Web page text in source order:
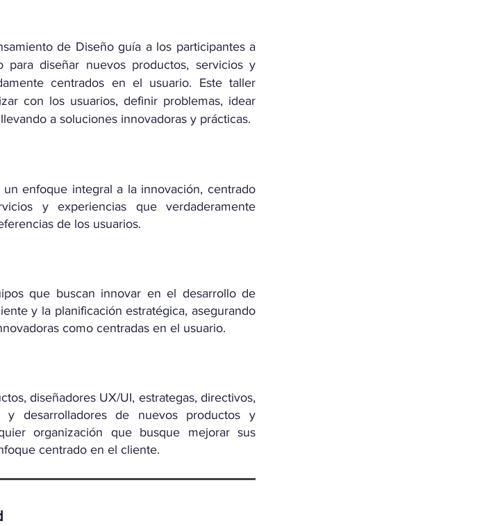
de Diseño guía a los participantes a
diseñar nuevos productos, servicios y
centrados en el usuario. Este taller
con los usuarios, definir problemas, idear
a soluciones innovadoras y prácticas.
enfoque integral a la innovación, centrado
y experiencias que verdaderamente
de los usuarios.
que buscan innovar en el desarrollo de
y la planificación estratégica, asegurando
como centradas en el usuario.
diseñadores UX/UI, estrategas, directivos,
y desarrolladores de nuevos productos y
organización que busque mejorar sus
centrado en el cliente.